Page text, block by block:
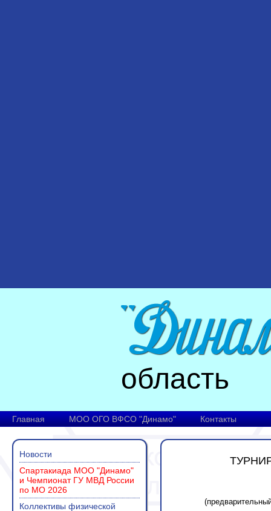
область
Главная МОО ОГО ВФСО "Динамо" Контакты
Новости
Спартакиада МОО "Динамо"
и Чемпионат ГУ МВД России
по МО 2026
Коллективы физической